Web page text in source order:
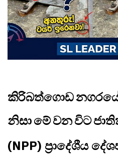
කිරිබත්ගොඩ නගරයේ
නිසා මේ වන විට
(NPP) ප්‍රාදේශීය